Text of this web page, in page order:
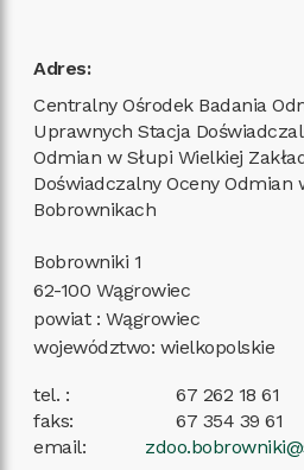
Adres:
Centralny Ośrodek Badania
Uprawnych Stacja
Odmian w Słupi Wielkiej
Doświadczalny Oceny Odmian
Bobrownikach
Bobrowniki 1
62-100 Wągrowiec
powiat : Wągrowiec
województwo: wielkopolskie
tel. :
67 262 18 61
faks:
67 354 39 61
email: